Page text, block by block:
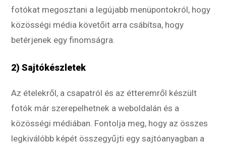
fotókat megosztani a legújabb menüpontokról, hogy
közösségi média követőit arra csábítsa, hogy
betérjenek egy finomságra.
2) Sajtókészletek
Az ételekről, a csapatról és az étteremről készült
fotók már szerepelhetnek a weboldalán és a
közösségi médiában. Fontolja meg, hogy az összes
legkiválóbb képét összegyűjti egy sajtóanyagban a